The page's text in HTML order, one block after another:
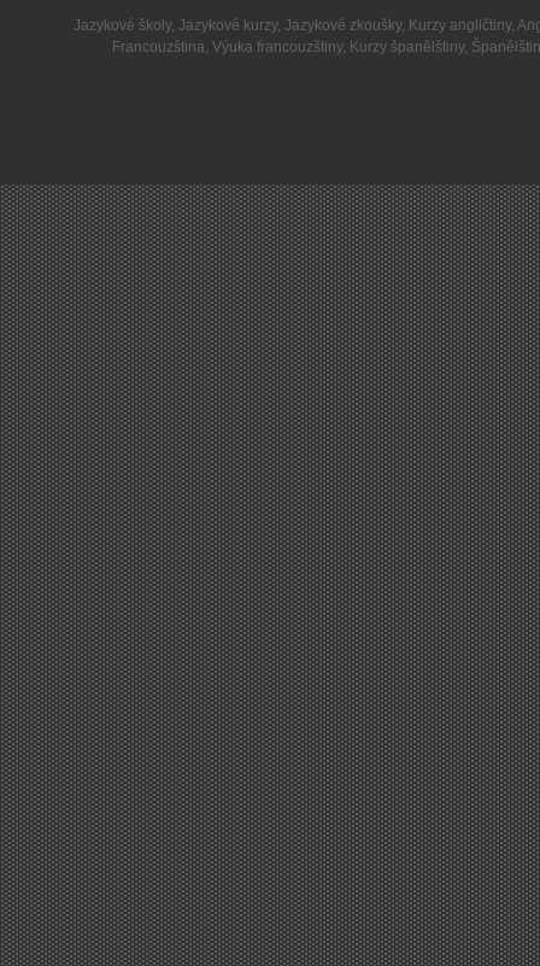
Jazykové školy, Jazykové kurzy, Jazykové zkoušky, Kurzy angličtiny,
Francouzština,Výuka francouzštiny, Kurzy španělštiny,